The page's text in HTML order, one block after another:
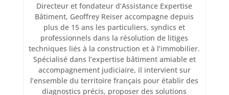
Directeur et fondateur d’Assistance Expertise
Bâtiment, Geoffrey Reiser accompagne depuis
plus de 15 ans les particuliers, syndics et
professionnels dans la résolution de litiges
techniques liés à la construction et à l’immobilier.
Spécialisé dans l’expertise bâtiment amiable et
accompagnement judiciaire, il intervient sur
l’ensemble du territoire français pour établir des
diagnostics précis, proposer des solutions